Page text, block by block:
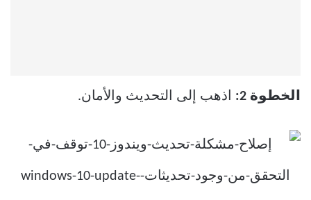
الخطوة 2: اذهب إلى التحديث والأمان.